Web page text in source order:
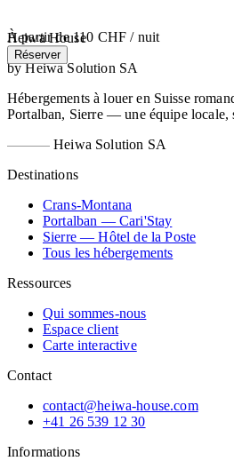
À partir de 110 CHF / nuit
Réserver
Heiwa House
by Heiwa Solution SA
Hébergements à louer en Suisse
Portalban, Sierre — une équipe locale,
Heiwa Solution SA
Destinations
Crans-Montana
Portalban — Cari'Stay
Sierre — Hôtel de la Poste
Tous les hébergements
Ressources
Qui sommes-nous
Espace client
Carte interactive
Contact
contact@heiwa-house.com
+41 26 539 12 30
Informations